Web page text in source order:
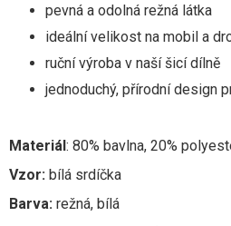
pevná a odolná režná látka
ideální velikost na mobil a
ruční výroba v naší šicí dílně
jednoduchý, přírodní design
Materiál: 80% bavlna, 20%
Vzor: bílá srdíčka
Barva: režná, bílá